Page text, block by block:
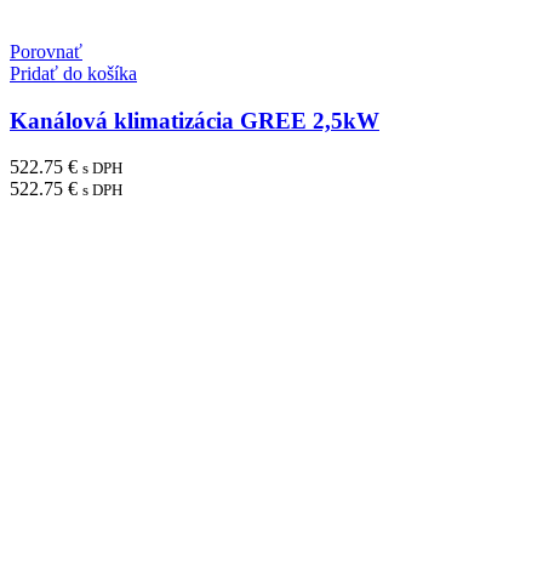
Porovnať
Pridať do košíka
Kanálová klimatizácia GREE 2,5kW
522.75 € s DPH
522.75 € s DPH